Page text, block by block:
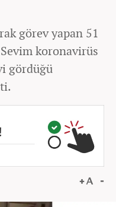
görev yapan 51
koronavirüs
gördüğü